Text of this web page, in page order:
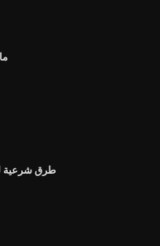
طرق شرعية